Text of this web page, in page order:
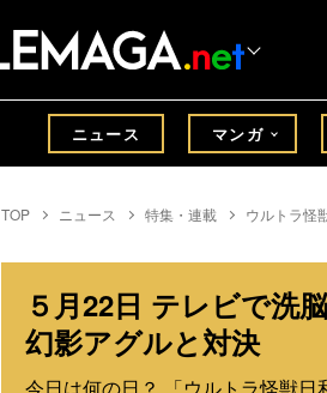
ニュース マンガ
TOP ニュース 特集・連載 ウルトラ怪
５月22日 テレビで
幻影アグルと対決